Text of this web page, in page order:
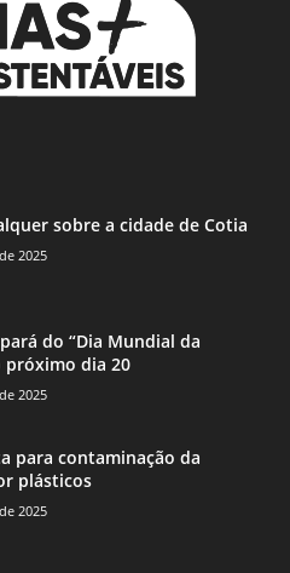
sobre a cidade de Cotia
2025
do “Dia Mundial da
próximo dia 20
2025
para contaminação da
plásticos
2025